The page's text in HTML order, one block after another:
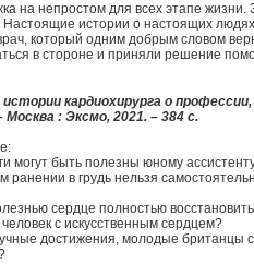
на непростом для всех этапе жизни.
истории о настоящих
который одним добрым словом
в стороне и приняли решение
кардиохирурга о
: Эксмо, 2021. – 384 с.
могут быть полезны юному
ранении в грудь нельзя
сердце полностью
с искусственным сердцем?
достижения, молодые британцы